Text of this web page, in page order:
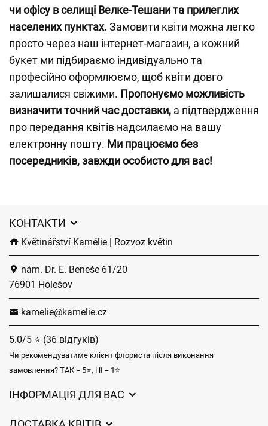
чи офісу в селищі Велке-Тешани та прилеглих
населених пунктах. Замовити квіти можна легко
просто через наш інтернет-магазин, а кожний
букет ми підбираємо індивідуально та
професійно оформлюємо, щоб квіти довго
залишалися свіжими. Пропонуємо можливість
визначити точний час доставки, а підтвердження
про передання квітів надсилаємо на вашу
електронну пошту. Ми працюємо без
посередників, завжди особисто для вас!
КОНТАКТИ
Květinářství Kamélie | Rozvoz květin
nám. Dr. E. Beneše 61/20
76901 Holešov
kamelie@kamelie.cz
5.0/5 ⭐ (36 відгуків)
Чи рекомендуватиме клієнт флориста після виконання
замовлення? ТАК = 5⭐, НІ = 1⭐
ІНФОРМАЦІЯ ДЛЯ ВАС